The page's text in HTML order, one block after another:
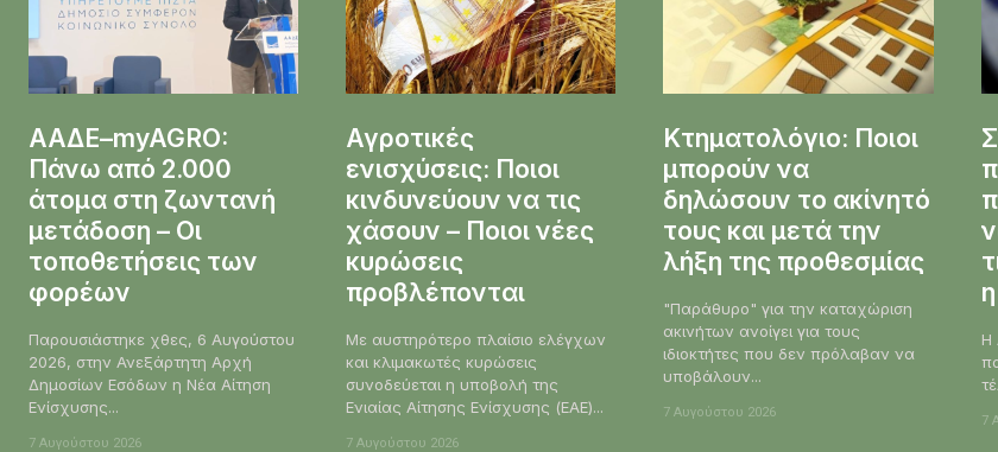
ΑΑΔΕ–myAGRO:
Πάνω από 2.000
άτομα στη ζωντανή
μετάδοση – Οι
τοποθετήσεις των
φορέων
Παρουσιάστηκε χθες, 6 Αυγούστου
2026, στην Ανεξάρτητη Αρχή
Δημοσίων Εσόδων η Νέα Αίτηση
Ενίσχυσης...
7 Αυγούστου 2026
Αγροτικές
ενισχύσεις: Ποιοι
κινδυνεύουν να τις
χάσουν – Ποιοι νέες
κυρώσεις
προβλέπονται
Με αυστηρότερο πλαίσιο ελέγχων
και κλιμακωτές κυρώσεις
συνοδεύεται η υποβολή της
Ενιαίας Αίτησης Ενίσχυσης (ΕΑΕ)...
7 Αυγούστου 2026
Κτηματολόγιο: Ποιοι
μπορούν να
δηλώσουν το ακίνητό
τους και μετά την
λήξη της προθεσμίας
"Παράθυρο" για την καταχώριση
ακινήτων ανοίγει για τους
ιδιοκτήτες που δεν πρόλαβαν να
υποβάλουν...
7 Αυγούστου 2026
Η
7